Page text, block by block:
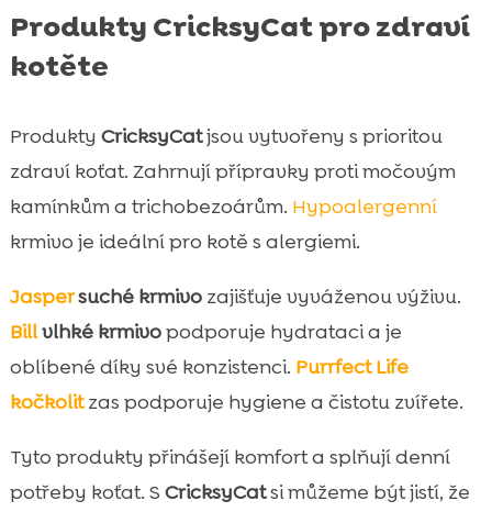
Produkty CricksyCat pro zdraví
kotěte
Produkty CricksyCatjsou vytvořeny s prioritou
zdraví koťat. Zahrnují přípravky proti močovým
kamínkům a trichobezoárům. Hypoalergenní
krmivo je ideální pro kotě s alergiemi.
Jaspersuché krmivozajišťuje vyváženou výživu.
Billvlhké krmivopodporuje hydrataci a je
oblíbené díky své konzistenci. Purrfect Life
kočkolitzas podporuje hygiene a čistotu zvířete.
Tyto produkty přinášejí komfort a splňují denní
potřeby koťat. S CricksyCatsi můžeme být jistí, že